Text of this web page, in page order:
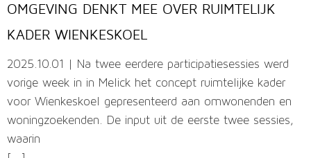
OMGEVING DENKT MEE OVER RUIMTELIJK
KADER WIENKESKOEL
2025.10.01 | Na twee eerdere participatiesessies werd
vorige week in in Melick het concept ruimtelijke kader
voor Wienkeskoel gepresenteerd aan omwonenden en
woningzoekenden. De input uit de eerste twee sessies,
waarin